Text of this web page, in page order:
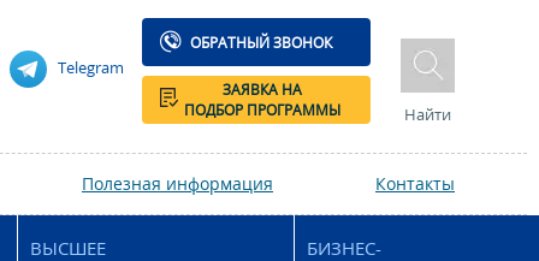
Telegram
ОБРАТНЫЙ ЗВОНОК
ЗАЯВКА НА
ПОДБОР ПРОГРАММЫ
Найти
Полезная информация Контакты
ВЫСШЕЕ
БИЗНЕС-